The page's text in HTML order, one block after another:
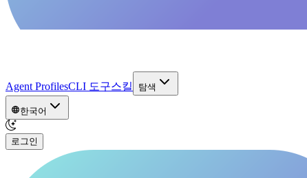
Agent ProfilesCLI 도구스킬 탐색
한국어
로그인